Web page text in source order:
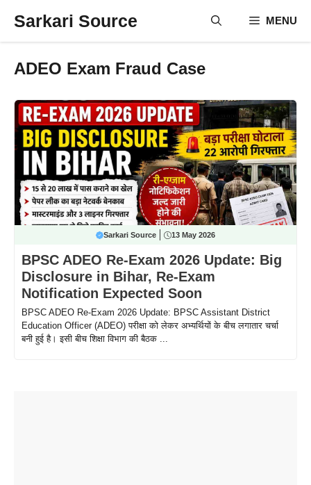
Sarkari Source MENU
ADEO Exam Fraud Case
Sarkari Source 13 May 2026
BPSC ADEO Re-Exam 2026 Update: Big
Disclosure in Bihar, Re-Exam
Notification Expected Soon
BPSC ADEO Re-Exam 2026 Update: BPSC Assistant District
Education Officer (ADEO) परीक्षा को लेकर अभ्यर्थियों के बीच लगातार चर्चा
बनी हुई है। इसी बीच शिक्षा विभाग की बैठक ...